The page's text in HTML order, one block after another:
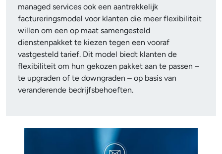
managed services ook een aantrekkelijk
factureringsmodel voor klanten die meer flexibiliteit
willen om een op maat samengesteld
dienstenpakket te kiezen tegen een vooraf
vastgesteld tarief. Dit model biedt klanten de
flexibiliteit om hun gekozen pakket aan te passen –
te upgraden of te downgraden – op basis van
veranderende bedrijfsbehoeften.